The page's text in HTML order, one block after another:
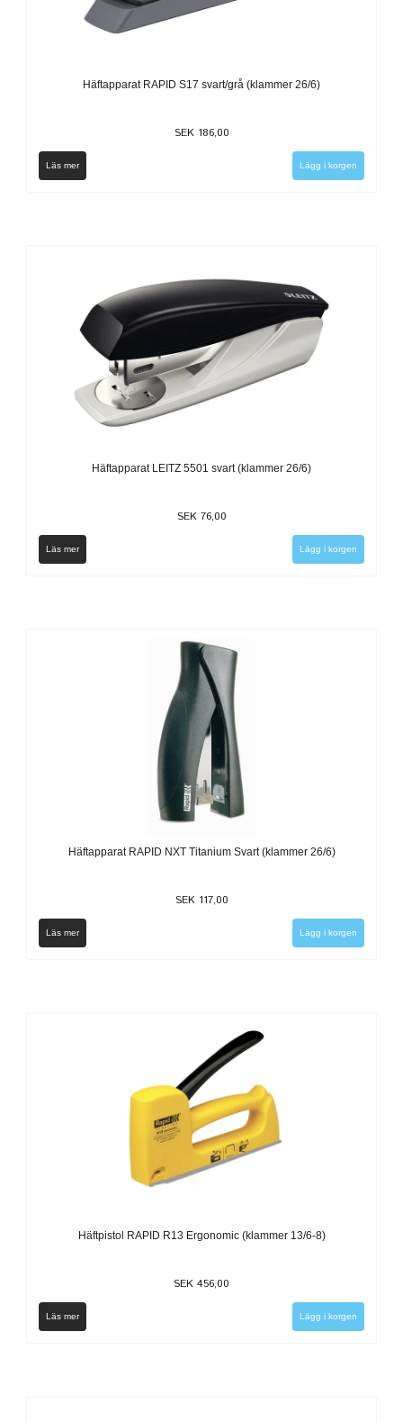
Häftapparat RAPID S17 svart/grå (klammer 26/6)
SEK 186,00
Läs mer
Häftapparat LEITZ 5501 svart (klammer 26/6)
SEK 76,00
Läs mer
Häftapparat RAPID NXT Titanium Svart (klammer 26/6)
SEK 117,00
Läs mer
Häftpistol RAPID R13 Ergonomic (klammer 13/6-8)
SEK 456,00
Läs mer